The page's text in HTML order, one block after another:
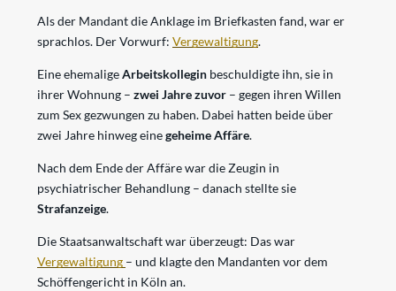
Als der Mandant die Anklage im Briefkasten fand, war er
sprachlos. Der Vorwurf: Vergewaltigung.
Eine ehemaligeArbeitskollegin beschuldigte ihn, sie in
ihrer Wohnung – zwei Jahre zuvor – gegen ihren Willen
zum Sex gezwungen zu haben. Dabei hatten beide über
zwei Jahre hinweg einegeheime Affäre.
Nach dem Ende der Affäre war die Zeugin in
psychiatrischer Behandlung – danach stellte sie
Strafanzeige.
Die Staatsanwaltschaft war überzeugt: Das war
Vergewaltigung – und klagte den Mandanten vor dem
Schöffengericht in Köln an.